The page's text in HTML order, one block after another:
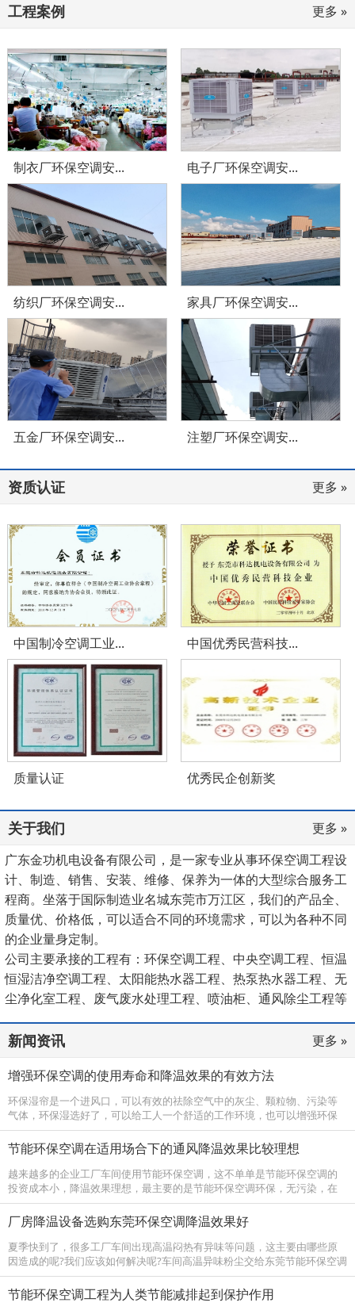
工程案例 更多 »
制衣厂环保空调安... 电子厂环保空调安...
纺织厂环保空调安... 家具厂环保空调安...
五金厂环保空调安... 注塑厂环保空调安...
资质认证 更多 »
中国制冷空调工业... 中国优秀民营科技...
质量认证 优秀民企创新奖
关于我们
更多 »
广东金功机电设备有限公司，是一家专业从事环保空调工程设
计、制造、销售、安装、维修、保养为一体的大型综合服务工
程商。坐落于国际制造业名城东莞市万江区，我们的产品全、
质量优、价格低，可以适合不同的环境需求，可以为各种不同
的企业量身定制。
公司主要承接的工程有：环保空调工程、中央空调工程、恒温
恒湿洁净空调工程、太阳能热水器工程、热泵热水器工程、无
尘净化室工程、废气废水处理工程、喷油柜、通风除尘工程等
领域。
新闻资讯
更多 »
增强环保空调的使用寿命和降温效果的有效方法
环保湿帘是一个进风口，可以有效的祛除空气中的灰尘、颗粒物、污染等
气体，环保湿选好了，可以给工人一个舒适的工作环境，也可以增强环保
空调的使用寿命和降温效果。 环保空调为保证送风阻力最小，从主机接出
的风管曲...
节能环保空调在适用场合下的通风降温效果比较理想
越来越多的企业工厂车间使用节能环保空调，这不单单是节能环保空调的
投资成本小，降温效果理想，最主要的是节能环保空调环保，无污染，在
国家大力推广新能源的同时，节能环保空调也是国家支持的环保降温设
备。节能环...
厂房降温设备选购东莞环保空调降温效果好
夏季快到了，很多工厂车间出现高温闷热有异味等问题，这主要由哪些原
因造成的呢?我们应该如何解决呢?车间高温异味粉尘交给东莞节能环保空调
厂家来处理。 工厂车间出现高温闷热有异味的原因：车间内上班工作人员
多，空...
节能环保空调工程为人类节能减排起到保护作用